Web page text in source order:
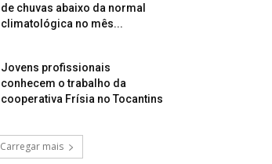
de chuvas abaixo da normal
climatológica no mês...
Jovens profissionais
conhecem o trabalho da
cooperativa Frísia no Tocantins
Carregar mais